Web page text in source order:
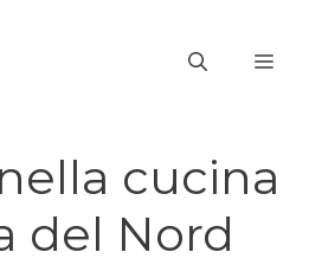
cucina
del Nord